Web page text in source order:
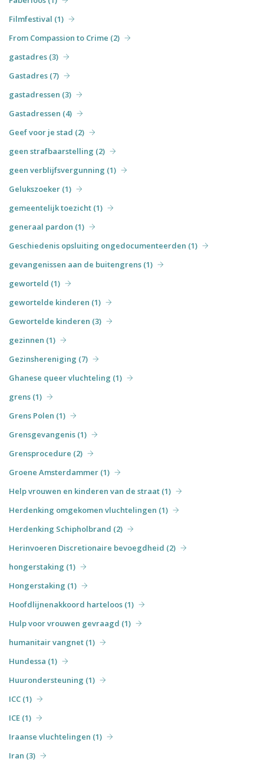
Filmfestival (1)
From Compassion to Crime (2)
gastadres (3)
Gastadres (7)
gastadressen (3)
Gastadressen (4)
Geef voor je stad (2)
geen strafbaarstelling (2)
geen verblijfsvergunning (1)
Gelukszoeker (1)
gemeentelijk toezicht (1)
generaal pardon (1)
Geschiedenis opsluiting ongedocumenteerden (1)
gevangenissen aan de buitengrens (1)
geworteld (1)
gewortelde kinderen (1)
Gewortelde kinderen (3)
gezinnen (1)
Gezinshereniging (7)
Ghanese queer vluchteling (1)
grens (1)
Grens Polen (1)
Grensgevangenis (1)
Grensprocedure (2)
Groene Amsterdammer (1)
Help vrouwen en kinderen van de straat (1)
Herdenking omgekomen vluchtelingen (1)
Herdenking Schipholbrand (2)
Herinvoeren Discretionaire bevoegdheid (2)
hongerstaking (1)
Hongerstaking (1)
Hoofdlijnenakkoord harteloos (1)
Hulp voor vrouwen gevraagd (1)
humanitair vangnet (1)
Hundessa (1)
Huurondersteuning (1)
ICC (1)
ICE (1)
Iraanse vluchtelingen (1)
Iran (3)